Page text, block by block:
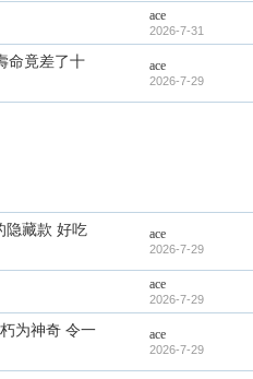
ace
2026-7-31
命竟差了十
ace
2026-7-29
隐藏款 好吃
ace
2026-7-29
ace
2026-7-29
为神奇 令一
ace
2026-7-29